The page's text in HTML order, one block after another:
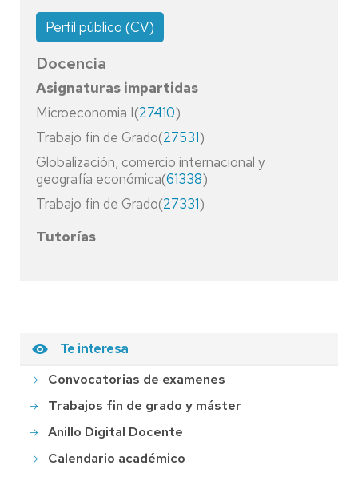
Perfil público (CV)
Docencia
Asignaturas impartidas
Microeconomia I(27410)
Trabajo fin de Grado(27531)
Globalización, comercio internacional y
geografía económica(61338)
Trabajo fin de Grado(27331)
Tutorías
Te interesa
Convocatorias de examenes
Trabajos fin de grado y máster
Anillo Digital Docente
Calendario académico